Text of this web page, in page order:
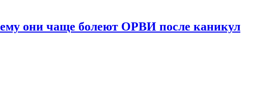
они чаще болеют ОРВИ после каникул